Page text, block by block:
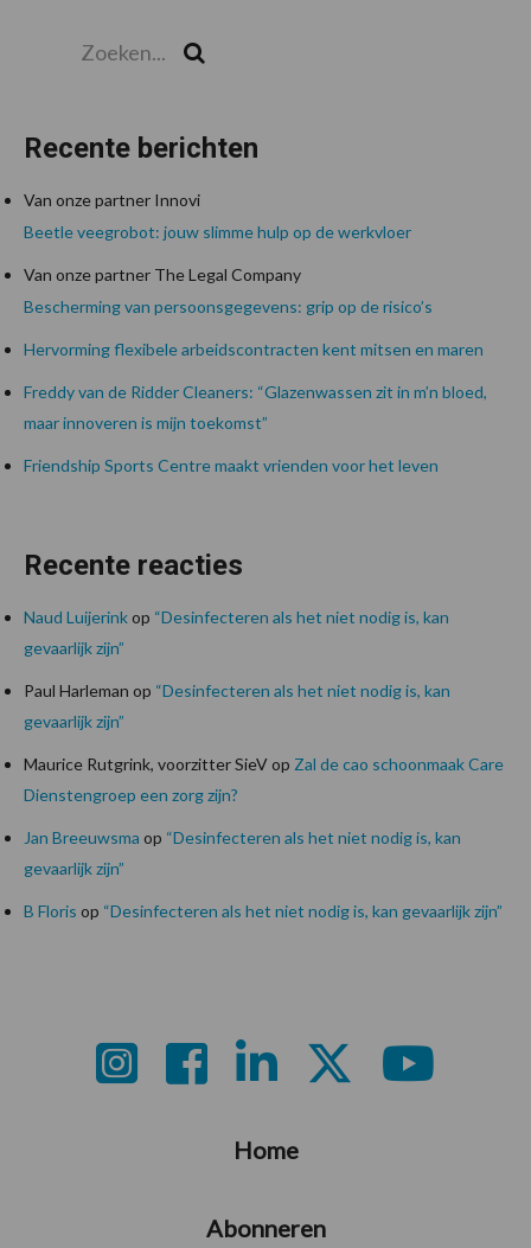
Recente berichten
Van onze partner Innovi
Beetle veegrobot: jouw slimme hulp op de werkvloer
Van onze partner The Legal Company
Bescherming van persoonsgegevens: grip op de risico’s
Hervorming flexibele arbeidscontracten kent mitsen en maren
Freddy van de Ridder Cleaners: “Glazenwassen zit in m’n bloed,
maar innoveren is mijn toekomst”
Friendship Sports Centre maakt vrienden voor het leven
Recente reacties
Naud Luijerinkop “Desinfecteren als het niet nodig is, kan
gevaarlijk zijn”
Paul Harleman op “Desinfecteren als het niet nodig is, kan
gevaarlijk zijn”
Maurice Rutgrink, voorzitter SieVop Zal de cao schoonmaak Care
Dienstengroep een zorg zijn?
Jan Breeuwsma op “Desinfecteren als het niet nodig is, kan
gevaarlijk zijn”
B Floris op “Desinfecteren als het niet nodig is, kan gevaarlijk zijn”
Home
Abonneren